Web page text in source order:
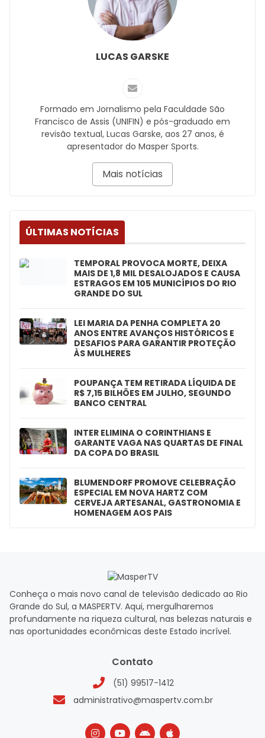
LUCAS GARSKE
Formado em Jornalismo pela Faculdade São
Francisco de Assis (UNIFIN) e pós-graduado em
revisão textual, Lucas Garske, aos 27 anos, é
apresentador do Masper Sports.
Mais notícias
ÚLTIMAS NOTÍCIAS
TEMPORAL PROVOCA MORTE, DEIXA
MAIS DE 1,8 MIL DESALOJADOS E CAUSA
ESTRAGOS EM 105 MUNICÍPIOS DO RIO
GRANDE DO SUL
LEI MARIA DA PENHA COMPLETA 20
ANOS ENTRE AVANÇOS HISTÓRICOS E
DESAFIOS PARA GARANTIR PROTEÇÃO
ÀS MULHERES
POUPANÇA TEM RETIRADA LÍQUIDA DE
R$ 7,15 BILHÕES EM JULHO, SEGUNDO
BANCO CENTRAL
INTER ELIMINA O CORINTHIANS E
GARANTE VAGA NAS QUARTAS DE FINAL
DA COPA DO BRASIL
BLUMENDORF PROMOVE CELEBRAÇÃO
ESPECIAL EM NOVA HARTZ COM
CERVEJA ARTESANAL, GASTRONOMIA E
HOMENAGEM AOS PAIS
Conheça o mais novo canal de televisão dedicado ao Rio
Grande do Sul, a MASPERTV. Aqui, mergulharemos
profundamente na riqueza cultural, nas belezas naturais e
nas oportunidades econômicas deste Estado incrível.
Contato
(51) 99517-1412
administrativo@maspertv.com.br